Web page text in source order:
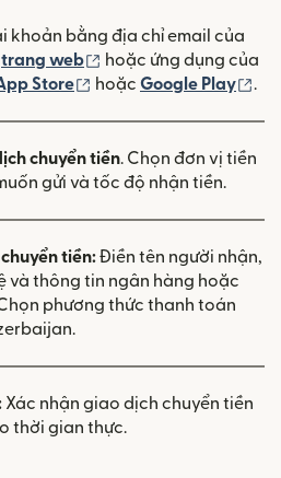
khoản bằng địa chỉ email của
trang web (mở trong cửa sổ mới)
hoặc ứng dụng của
Store (mở trong cửa sổ mới)
hoặc Google Play .
chuyển tiền. Chọn đơn vị tiền
gửi và tốc độ nhận tiền.
tiền:Điền tên người nhận,
và thông tin ngân hàng hoặc
phương thức thanh toán
Xác nhận giao dịch chuyển tiền
thời gian thực.